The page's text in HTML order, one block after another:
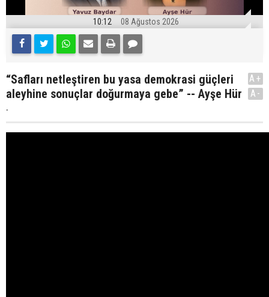
10:12 08 Ağustos 2026
“Safları netleştiren bu yasa demokrasi güçleri
aleyhine sonuçlar doğurmaya gebe” -- Ayşe Hür
.
A+
A-